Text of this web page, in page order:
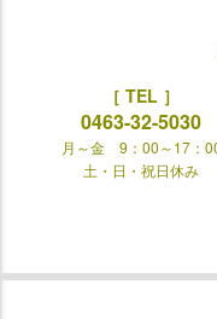
［ TEL ］
0463-32-5030
月～金 9：00～17：
土・日・祝日休み